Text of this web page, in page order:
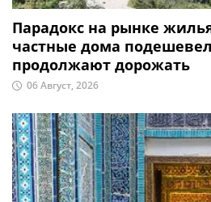
Парадокс на рынке
частные дома
продолжают дорожать
06 Август, 2026